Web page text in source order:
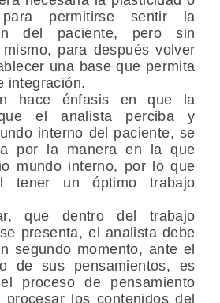
permitirse sentir la
del paciente, pero sin
para después volver
una base que permita
integración.
hace énfasis en que la
el analista perciba y
interno del paciente, se
por la manera en la que
mundo interno, por lo que
tener un óptimo trabajo
que dentro del trabajo
presenta, el analista debe
segundo momento, ante el
de sus pensamientos, es
proceso de pensamiento
procesar los contenidos del